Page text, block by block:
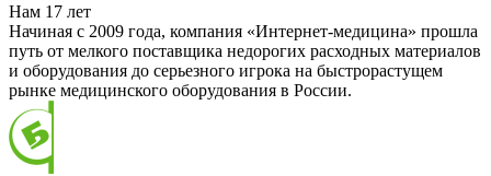
Нам 17 лет
Начиная с 2009 года, компания «Интернет-медицина» прошла
путь от мелкого поставщика недорогих расходных материалов
и оборудования до серьезного игрока на быстрорастущем
рынке медицинского оборудования в России.